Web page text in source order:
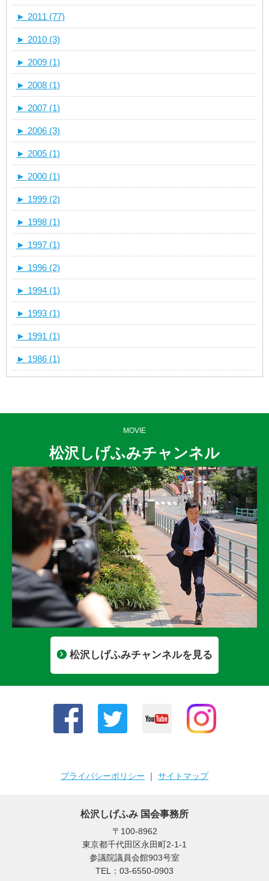
► 2011 (77)
► 2010 (3)
► 2009 (1)
► 2008 (1)
► 2007 (1)
► 2006 (3)
► 2005 (1)
► 2000 (1)
► 1999 (2)
► 1998 (1)
► 1997 (1)
► 1996 (2)
► 1994 (1)
► 1993 (1)
► 1991 (1)
► 1986 (1)
MOVIE
松沢しげふみチャンネル
松沢しげふみチャンネルを見る
プライバシーポリシー ｜ サイトマップ
松沢しげふみ 国会事務所
〒100-8962
東京都千代田区永田町2-1-1
参議院議員会館903号室
TEL：03-6550-0903